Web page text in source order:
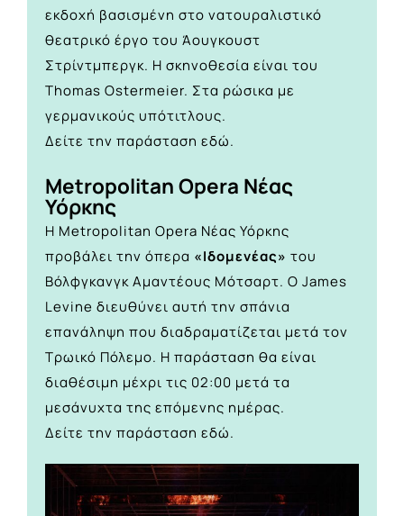
εκδοχή βασισμένη στο νατουραλιστικό
θεατρικό έργο του Άουγκουστ
Στρίντμπεργκ. Η σκηνοθεσία είναι του
Thomas Ostermeier. Στα ρώσικα με
γερμανικούς υπότιτλους.
Δείτε την παράσταση εδώ.
Metropolitan Opera Νέας
Υόρκης
Η Metropolitan Opera Νέας Υόρκης
προβάλει την όπερα «Ιδομενέας» του
Βόλφγκανγκ Αμαντέους Μότσαρτ. Ο James
Levine διευθύνει αυτή την σπάνια
επανάληψη που διαδραματίζεται μετά τον
Τρωικό Πόλεμο. Η παράσταση θα είναι
διαθέσιμη μέχρι τις 02:00 μετά τα
μεσάνυχτα της επόμενης ημέρας.
Δείτε την παράσταση εδώ.